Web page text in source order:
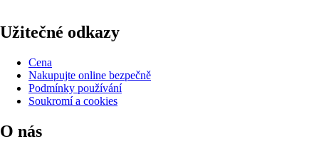
Užitečné odkazy
Cena
Nakupujte online bezpečně
Podmínky používání
Soukromí a cookies
O nás